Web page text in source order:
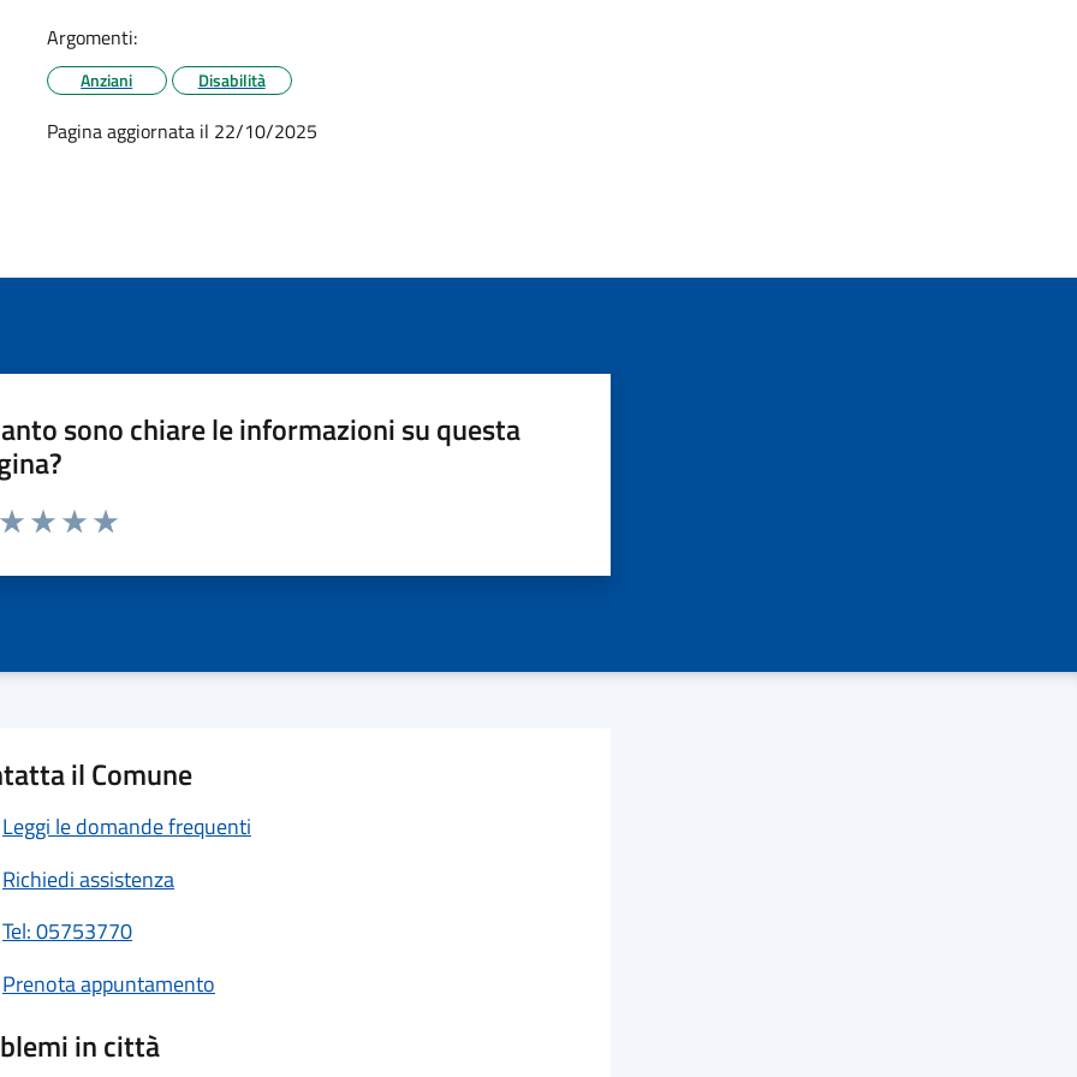
Argomenti:
Anziani Disabilità
Pagina aggiornata il 22/10/2025
sono chiare le informazioni su questa
da 1 a 5 stelle la pagina
il Comune
Leggi le domande frequenti
Richiedi assistenza
Tel: 05753770
Prenota appuntamento
in città